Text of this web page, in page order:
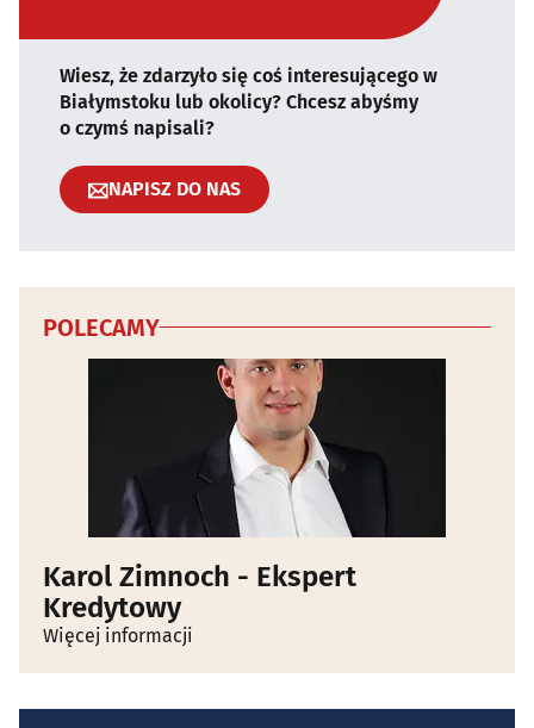
Wiesz, że zdarzyło się coś interesującego w
Białymstoku lub okolicy? Chcesz abyśmy
o czymś napisali?
NAPISZ DO NAS
POLECAMY
Karol Zimnoch - Ekspert
Kredytowy
Więcej informacji